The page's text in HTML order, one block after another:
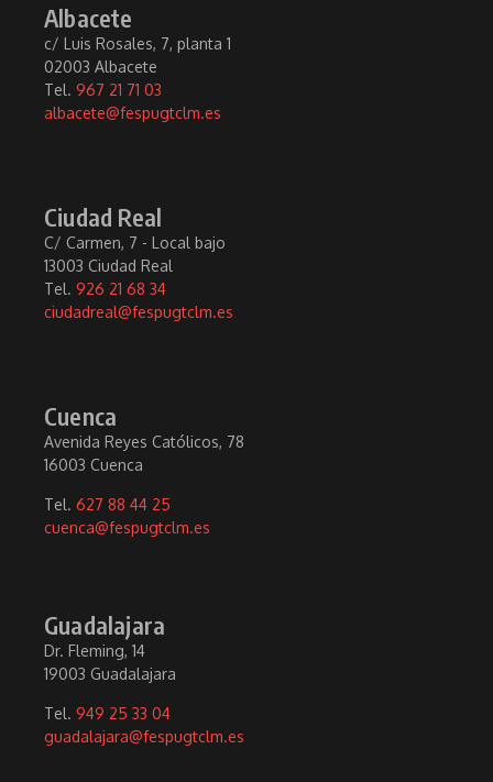
Albacete
c/ Luis Rosales, 7, planta 1
02003 Albacete
Tel. 967 21 71 03
albacete@fespugtclm.es
Ciudad Real
C/ Carmen, 7 - Local bajo
13003 Ciudad Real
Tel. 926 21 68 34
ciudadreal@fespugtclm.es
Cuenca
Avenida Reyes Católicos, 78
16003 Cuenca
Tel. 627 88 44 25
cuenca@fespugtclm.es
Guadalajara
Dr. Fleming, 14
19003 Guadalajara
Tel. 949 25 33 04
guadalajara@fespugtclm.es